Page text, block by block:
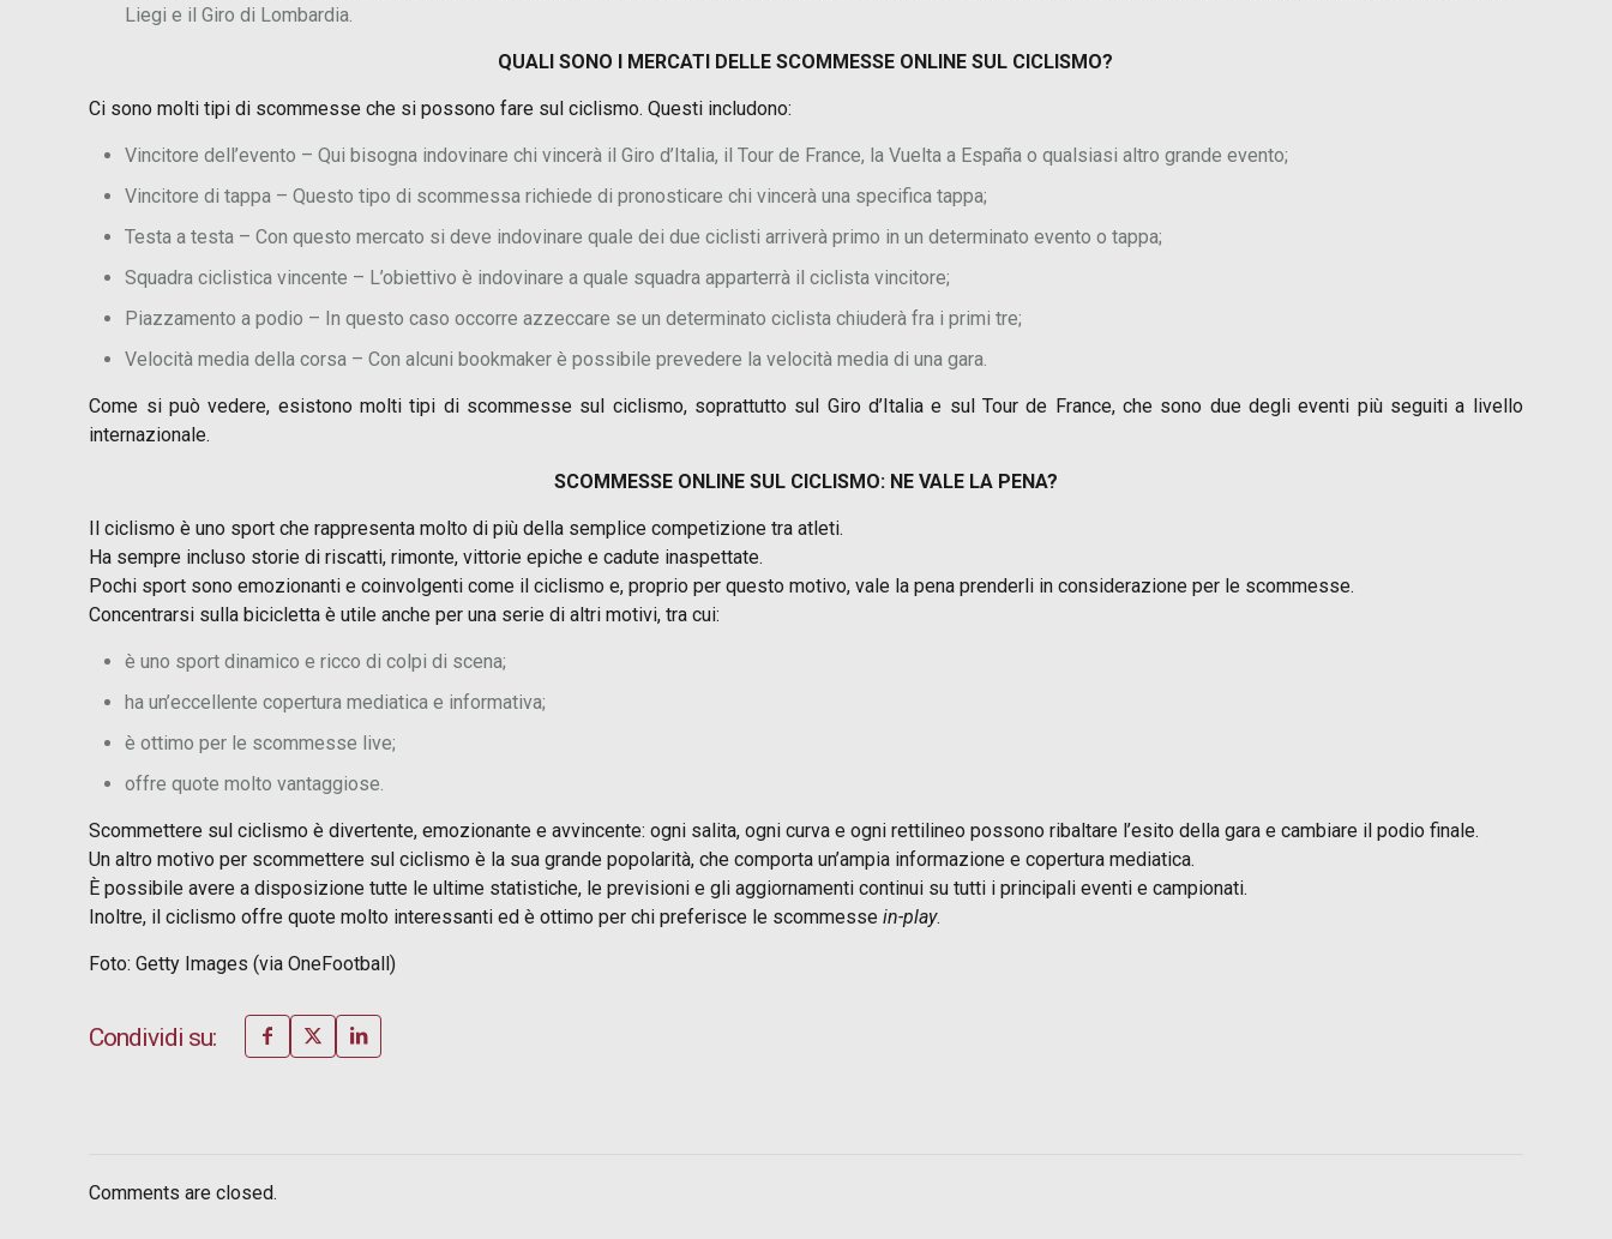
Liegi e il Giro di Lombardia.
QUALI SONO I MERCATI DELLE SCOMMESSE ONLINE SUL CICLISMO?
Ci sono molti tipi di scommesse che si possono fare sul ciclismo. Questi includono:
Vincitore dell’evento – Qui bisogna indovinare chi vincerà il Giro d’Italia, il Tour de France, la Vuelta a España o qualsiasi altro grande evento;
Vincitore di tappa – Questo tipo di scommessa richiede di pronosticare chi vincerà una specifica tappa;
Testa a testa – Con questo mercato si deve indovinare quale dei due ciclisti arriverà primo in un determinato evento o tappa;
Squadra ciclistica vincente – L’obiettivo è indovinare a quale squadra apparterrà il ciclista vincitore;
Piazzamento a podio – In questo caso occorre azzeccare se un determinato ciclista chiuderà fra i primi tre;
Velocità media della corsa – Con alcuni bookmaker è possibile prevedere la velocità media di una gara.
Come si può vedere, esistono molti tipi di scommesse sul ciclismo, soprattutto sul Giro d’Italia e sul Tour de France, che sono due degli eventi più seguiti a livello
internazionale.
SCOMMESSE ONLINE SUL CICLISMO: NE VALE LA PENA?
Il ciclismo è uno sport che rappresenta molto di più della semplice competizione tra atleti.
Ha sempre incluso storie di riscatti, rimonte, vittorie epiche e cadute inaspettate.
Pochi sport sono emozionanti e coinvolgenti come il ciclismo e, proprio per questo motivo, vale la pena prenderli in considerazione per le scommesse.
Concentrarsi sulla bicicletta è utile anche per una serie di altri motivi, tra cui:
è uno sport dinamico e ricco di colpi di scena;
ha un’eccellente copertura mediatica e informativa;
è ottimo per le scommesse live;
offre quote molto vantaggiose.
Scommettere sul ciclismo è divertente, emozionante e avvincente: ogni salita, ogni curva e ogni rettilineo possono ribaltare l’esito della gara e cambiare il podio finale.
Un altro motivo per scommettere sul ciclismo è la sua grande popolarità, che comporta un’ampia informazione e copertura mediatica.
È possibile avere a disposizione tutte le ultime statistiche, le previsioni e gli aggiornamenti continui su tutti i principali eventi e campionati.
Inoltre, il ciclismo offre quote molto interessanti ed è ottimo per chi preferisce le scommessein-play.
Foto: Getty Images (via OneFootball)
Condividi su:
Comments are closed.